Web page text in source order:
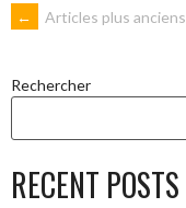
NAVIGATION
DES
ARTICLES
← Articles plus anciens
Rechercher
RECENT POSTS